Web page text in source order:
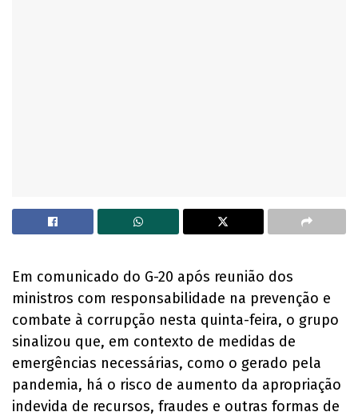
Em comunicado do G-20 após reunião dos
ministros com responsabilidade na prevenção e
combate à corrupção nesta quinta-feira, o grupo
sinalizou que, em contexto de medidas de
emergências necessárias, como o gerado pela
pandemia, há o risco de aumento da apropriação
indevida de recursos, fraudes e outras formas de